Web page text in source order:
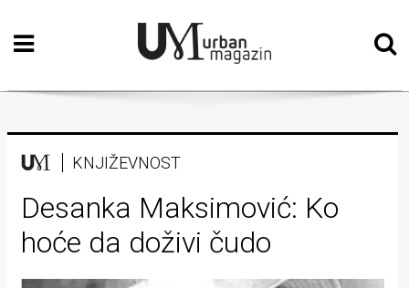
Početna
Vizualne
Teatar
Književnost
Muzika
KNJIŽEVNOST
Desanka Maksimović: Ko
hoće da doživi čudo